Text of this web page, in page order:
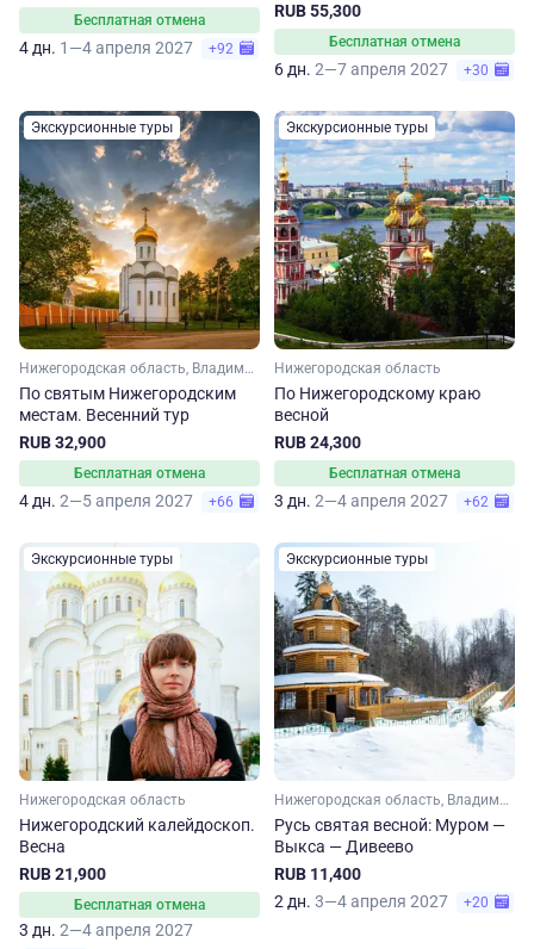
Бесплатная отмена
4 дн. 1—4 апреля 2027 +92
RUB 55,300
Бесплатная отмена
6 дн. 2—7 апреля 2027 +30
Экскурсионные туры
Нижегородская область, Владимирская область
По святым Нижегородским
местам. Весенний тур
RUB 32,900
Бесплатная отмена
4 дн. 2—5 апреля 2027 +66
Экскурсионные туры
Нижегородская область
По Нижегородскому краю
весной
RUB 24,300
Бесплатная отмена
3 дн. 2—4 апреля 2027 +62
Экскурсионные туры
Нижегородская область
Нижегородский калейдоскоп.
Весна
RUB 21,900
Бесплатная отмена
3 дн. 2—4 апреля 2027
Экскурсионные туры
Нижегородская область, Владимирская область
Русь святая весной: Муром —
Выкса — Дивеево
RUB 11,400
2 дн. 3—4 апреля 2027 +20